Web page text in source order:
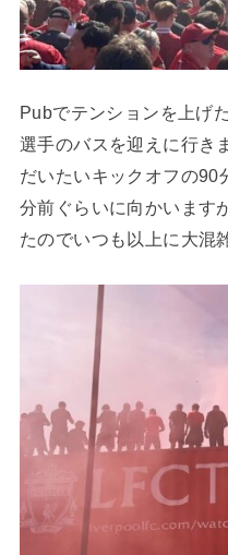
Pubでテンションを上げ
選手のバスを迎えに行き
だいたいキックオフの90
分前ぐらいに向かいます
たのでいつも以上に大混